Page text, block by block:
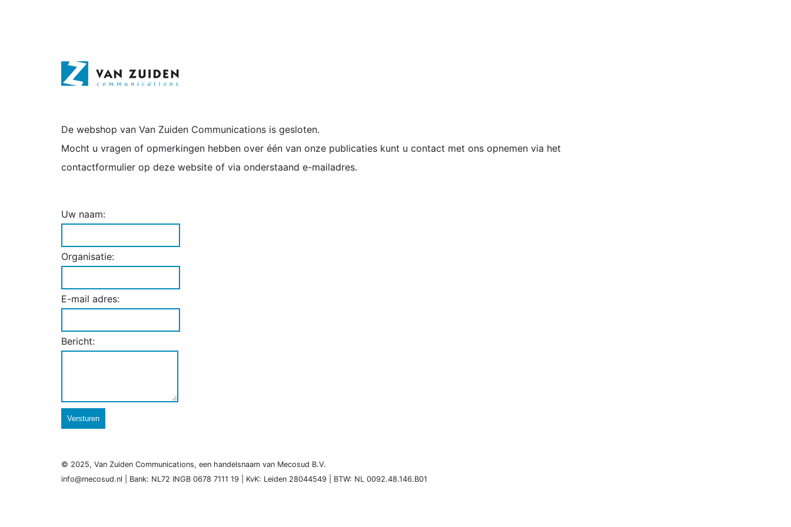
De webshop van Van Zuiden Communications is gesloten.
Mocht u vragen of opmerkingen hebben over één van onze publicaties kunt u contact met ons opnemen via het
contactformulier op deze website of via onderstaand e-mailadres.
Uw naam:
Organisatie:
E-mail adres:
Bericht:
Versturen
© 2025, Van Zuiden Communications, een handelsnaam van Mecosud B.V.
info@mecosud.nl | Bank: NL72 INGB 0678 7111 19 | KvK: Leiden 28044549 | BTW: NL 0092.48.146.B01